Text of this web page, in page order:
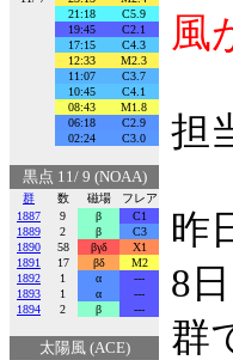
21:18
C5.9
19:45
C2.1
17:15
C4.3
12:33
M2.3
11:07
C3.7
10:45
C4.1
08:43
M1.8
06:18
C2.9
02:24
C3.0
黒点 11/ 9 (NOAA)
群 数 磁場
フレア
1887
9 β
C1
1889
2 β
C3
1890
58 βγδ
X1
1891
17 βδ
M2
1892
1 α
---
1893
1 α
---
1894
2 β ---
太陽風 (ACE)
風
担
昨
8
群